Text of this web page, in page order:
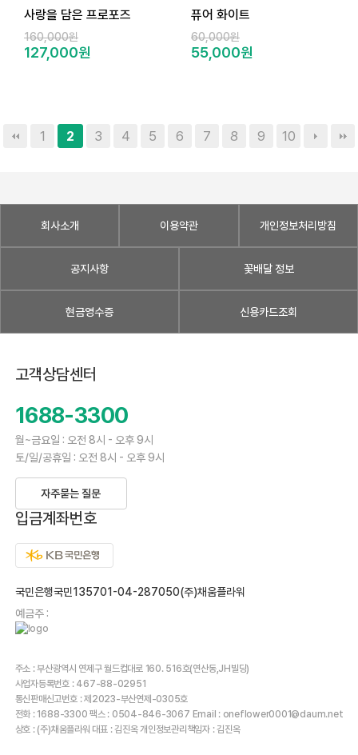
사랑을 담은 프로포즈
160,000원
127,000원
퓨어 화이트
60,000원
55,000원
1 2 3 4 5 6 7 8 9 10
회사소개 이용약관 개인정보처리방침
공지사항 꽃배달 정보
현금영수증 신용카드조회
고객상담센터
1688-3300
월~금요일 : 오전 8시 - 오후 9시
토/일/공휴일 : 오전 8시 - 오후 9시
자주묻는 질문
입금계좌번호
국민은행국민135701-04-287050(주)채움플라워
예금주 :
주소 : 부산광역시 연제구 월드컵대로 160. 516호(연산동,JH빌딩)
사업자등록번호 : 467-88-02951
통신판매신고번호 : 제2023-부산연제-0305호
전화 : 1688-3300 팩스 : 0504-846-3067 Email : oneflower0001@daum.net
상호 : (주)채움플라워 대표 : 김진옥 개인정보관리책임자 : 김진옥